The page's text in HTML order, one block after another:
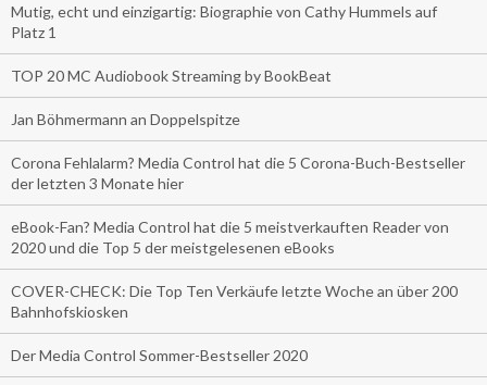
Mutig, echt und einzigartig: Biographie von Cathy Hummels auf
Platz 1
TOP 20 MC Audiobook Streaming by BookBeat
Jan Böhmermann an Doppelspitze
Corona Fehlalarm? Media Control hat die 5 Corona-Buch-Bestseller
der letzten 3 Monate hier
eBook-Fan? Media Control hat die 5 meistverkauften Reader von
2020 und die Top 5 der meistgelesenen eBooks
COVER-CHECK: Die Top Ten Verkäufe letzte Woche an über 200
Bahnhofskiosken
Der Media Control Sommer-Bestseller 2020